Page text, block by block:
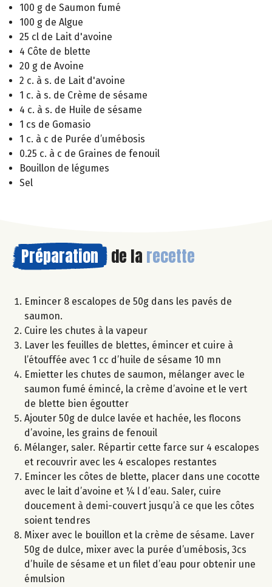
100 g de Saumon fumé
100 g de Algue
25 cl de Lait d'avoine
4 Côte de blette
20 g de Avoine
2 c. à s. de Lait d'avoine
1 c. à s. de Crème de sésame
4 c. à s. de Huile de sésame
1 cs de Gomasio
1 c. à c de Purée d’umébosis
0.25 c. à c de Graines de fenouil
Bouillon de légumes
Sel
Préparation de la recette
Emincer 8 escalopes de 50g dans les pavés de
saumon.
Cuire les chutes à la vapeur
Laver les feuilles de blettes, émincer et cuire à
l’étouffée avec 1 cc d’huile de sésame 10 mn
Emietter les chutes de saumon, mélanger avec le
saumon fumé émincé, la crème d’avoine et le vert
de blette bien égoutter
Ajouter 50g de dulce lavée et hachée, les flocons
d’avoine, les grains de fenouil
Mélanger, saler. Répartir cette farce sur 4 escalopes
et recouvrir avec les 4 escalopes restantes
Emincer les côtes de blette, placer dans une cocotte
avec le lait d’avoine et ¼ l d’eau. Saler, cuire
doucement à demi-couvert jusqu’à ce que les côtes
soient tendres
Mixer avec le bouillon et la crème de sésame. Laver
50g de dulce, mixer avec la purée d’umébosis, 3cs
d’huile de sésame et un filet d’eau pour obtenir une
émulsion